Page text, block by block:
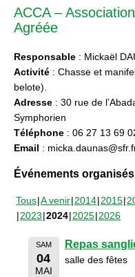
ACCA –
Agréée
Responsable : Mickaël
Activité : Chasse et
belote).
Adresse : 30 rue de
Symphorien
Téléphone : 06 27 13 69
Email :
Événements organisés
Tous A venir 2014 2015
2023 2024 2025 2026
SAM
04
MAI
Repas
salle des fêtes